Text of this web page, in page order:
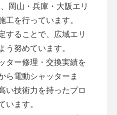
岡山・兵庫・大阪エリ
工を行っています。
することで、広域エリ
う努めています。
ター修理・交換実績を
ら電動シャッターま
い技術力を持ったプロ
います。